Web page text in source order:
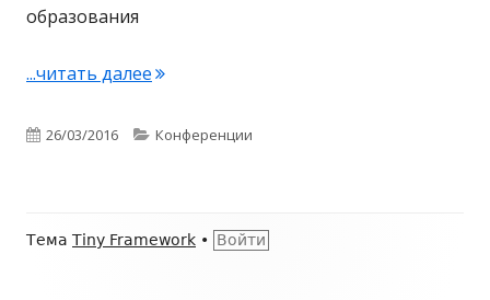
образования
...читать далее"«Научно-педагогическая поддержка
Опубликовано
26/03/2016 Рубрики
Конференции
Содержимое
Тема Tiny Framework • Войти